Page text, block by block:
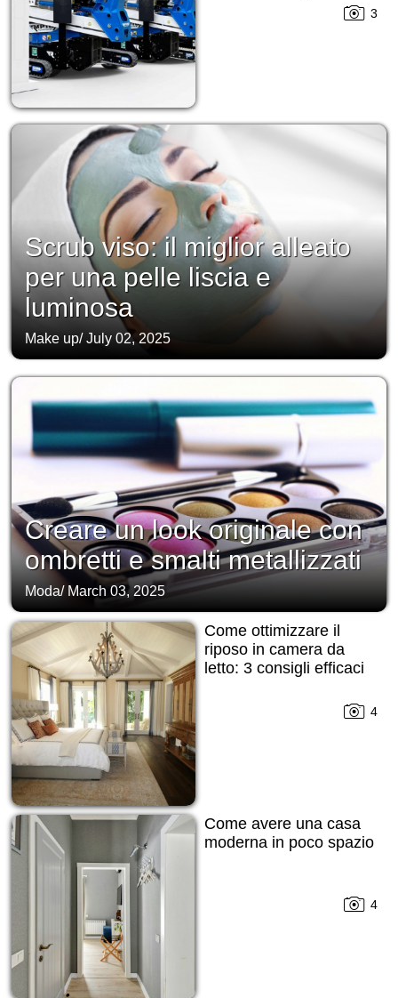
3
Scrub viso: il miglior alleato
per una pelle liscia e
luminosa
Make up/July 02, 2025
Creare un look originale con
ombretti e smalti metallizzati
Moda/ March 03, 2025
Come ottimizzare il
riposo in camera da
letto: 3 consigli efficaci
4
Come avere una casa
moderna in poco spazio
4